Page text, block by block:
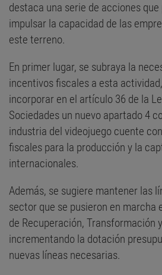
destaca una serie de acciones que
impulsar la capacidad de las
este terreno.
En primer lugar, se subraya la
incentivos fiscales a esta
incorporar en el artículo 36 de la
Sociedades un nuevo apartado 4
industria del videojuego cuente
fiscales para la producción y la
internacionales.
Además, se sugiere mantener las
sector que se pusieron en marcha
de Recuperación, Transformación
incrementando la dotación
nuevas líneas necesarias.